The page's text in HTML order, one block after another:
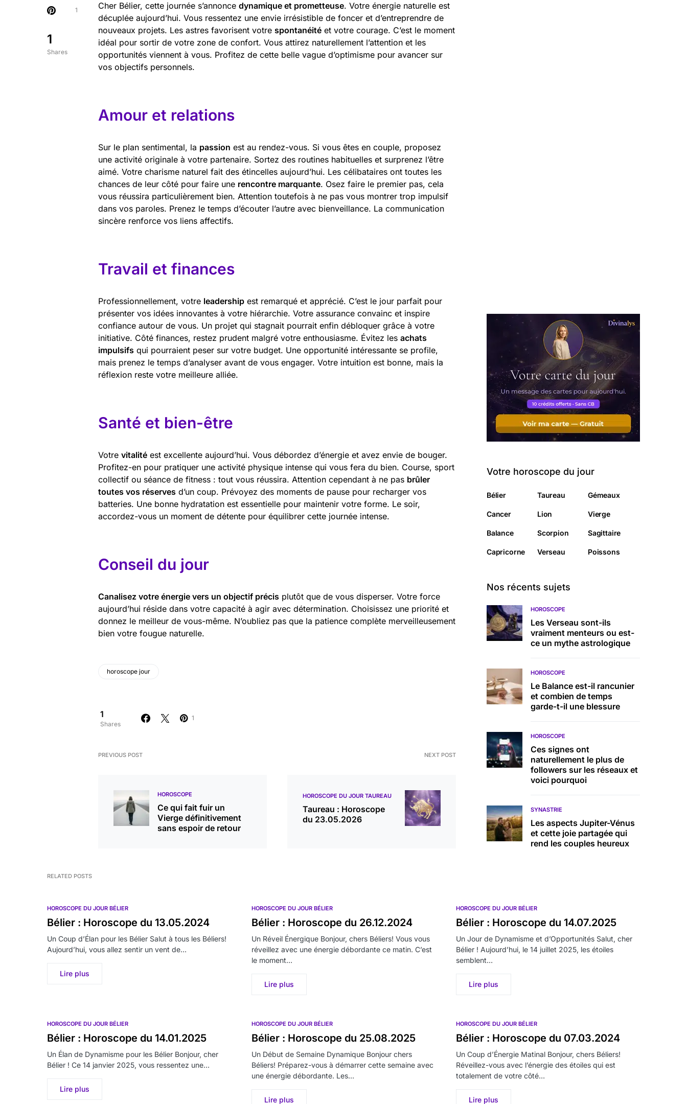
1
Shares
1 Cher Bélier, cette journée s’annonce dynamique et prometteuse. Votre énergie naturelle est
décuplée aujourd’hui. Vous ressentez une envie irrésistible de foncer et d’entreprendre de
nouveaux projets. Les astres favorisent votre spontanéité et votre courage. C’est le moment
idéal pour sortir de votre zone de confort. Vous attirez naturellement l’attention et les
opportunités viennent à vous. Profitez de cette belle vague d’optimisme pour avancer sur
vos objectifs personnels.
Amour et relations
Sur le plan sentimental, la passion est au rendez-vous. Si vous êtes en couple, proposez
une activité originale à votre partenaire. Sortez des routines habituelles et surprenez l’être
aimé. Votre charisme naturel fait des étincelles aujourd’hui. Les célibataires ont toutes les
chances de leur côté pour faire une rencontre marquante. Osez faire le premier pas, cela
vous réussira particulièrement bien. Attention toutefois à ne pas vous montrer trop impulsif
dans vos paroles. Prenez le temps d’écouter l’autre avec bienveillance. La communication
sincère renforce vos liens affectifs.
Travail et finances
Professionnellement, votre leadership est remarqué et apprécié. C’est le jour parfait pour
présenter vos idées innovantes à votre hiérarchie. Votre assurance convainc et inspire
confiance autour de vous. Un projet qui stagnait pourrait enfin débloquer grâce à votre
initiative. Côté finances, restez prudent malgré votre enthousiasme. Évitez les achats
impulsifs qui pourraient peser sur votre budget. Une opportunité intéressante se profile,
mais prenez le temps d’analyser avant de vous engager. Votre intuition est bonne, mais la
réflexion reste votre meilleure alliée.
Santé et bien-être
Votre vitalité est excellente aujourd’hui. Vous débordez d’énergie et avez envie de bouger.
Profitez-en pour pratiquer une activité physique intense qui vous fera du bien. Course, sport
collectif ou séance de fitness : tout vous réussira. Attention cependant à ne pas brûler
toutes vos réserves d’un coup. Prévoyez des moments de pause pour recharger vos
batteries. Une bonne hydratation est essentielle pour maintenir votre forme. Le soir,
accordez-vous un moment de détente pour équilibrer cette journée intense.
Conseil du jour
Canalisez votre énergie vers un objectif précis plutôt que de vous disperser. Votre force
aujourd’hui réside dans votre capacité à agir avec détermination. Choisissez une priorité et
donnez le meilleur de vous-même. N’oubliez pas que la patience complète merveilleusement
bien votre fougue naturelle.
horoscope jour
1
Shares
1
PREVIOUS POST
HOROSCOPE
Ce qui fait fuir un
Vierge définitivement
sans espoir de retour
NEXT POST
HOROSCOPE DU JOUR TAUREAU
Taureau : Horoscope
du 23.05.2026
Votre horoscope du jour
Bélier Taureau Gémeaux
Cancer Lion Vierge
Balance Scorpion Sagittaire
Capricorne Verseau Poissons
Nos récents sujets
HOROSCOPE
Les Verseau sont-ils
vraiment menteurs ou est-
ce un mythe astrologique
HOROSCOPE
Le Balance est-il rancunier
et combien de temps
garde-t-il une blessure
HOROSCOPE
Ces signes ont
naturellement le plus de
followers sur les réseaux et
voici pourquoi
SYNASTRIE
Les aspects Jupiter-Vénus
et cette joie partagée qui
rend les couples heureux
RELATED POSTS
HOROSCOPE DU JOUR BÉLIER
Bélier : Horoscope du 13.05.2024
Un Coup d’Élan pour les Bélier Salut à tous les Béliers!
Aujourd’hui, vous allez sentir un vent de…
Lire plus
HOROSCOPE DU JOUR BÉLIER
Bélier : Horoscope du 26.12.2024
Un Réveil Énergique Bonjour, chers Béliers! Vous vous
réveillez avec une énergie débordante ce matin. C’est
le moment…
Lire plus
HOROSCOPE DU JOUR BÉLIER
Bélier : Horoscope du 14.07.2025
Un Jour de Dynamisme et d’Opportunités Salut, cher
Bélier ! Aujourd’hui, le 14 juillet 2025, les étoiles
semblent…
Lire plus
HOROSCOPE DU JOUR BÉLIER
Bélier : Horoscope du 14.01.2025
Un Élan de Dynamisme pour les Bélier Bonjour, cher
Bélier ! Ce 14 janvier 2025, vous ressentez une…
Lire plus
HOROSCOPE DU JOUR BÉLIER
Bélier : Horoscope du 25.08.2025
Un Début de Semaine Dynamique Bonjour chers
Béliers! Préparez-vous à démarrer cette semaine avec
une énergie débordante. Les…
Lire plus
HOROSCOPE DU JOUR BÉLIER
Bélier : Horoscope du 07.03.2024
Un Coup d’Énergie Matinal Bonjour, chers Béliers!
Réveillez-vous avec l’énergie des étoiles qui est
totalement de votre côté…
Lire plus